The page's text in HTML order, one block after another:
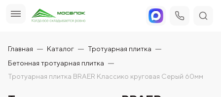
Главная Каталог
Тротуарная плитка
Бетонная тротуарная плитка
Тротуарная плитка BRAER Классико круговая Серый 60мм